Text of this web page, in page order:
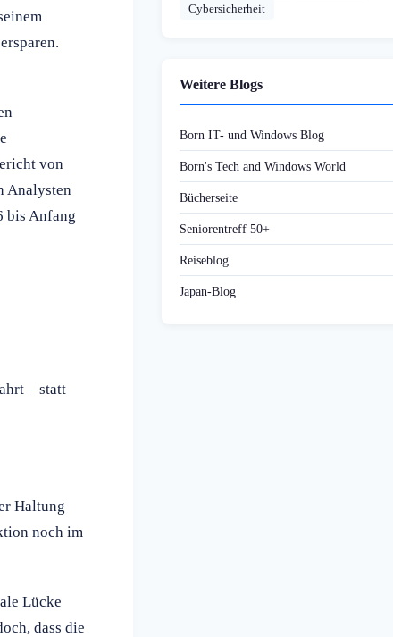
von
Analysten
bis Anfang
– statt
Haltung
noch im
Lücke
dass die
Cybersicherheit
Weitere Blogs
Born IT- und Windows Blog
Born's Tech and Windows World
Bücherseite
Seniorentreff 50+
Reiseblog
Japan-Blog